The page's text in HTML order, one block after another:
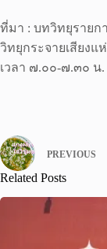
ที่มา : บทวิทยุรายก
วิทยุกระจายเสียง
เวลา ๗.๐๐-๗.๓๐ น.
PREVIOUS
Related Posts